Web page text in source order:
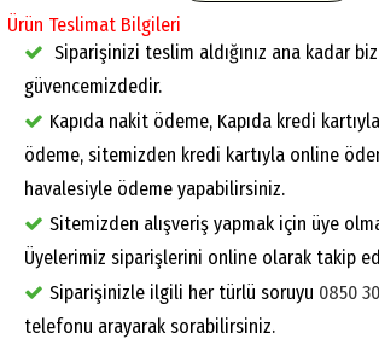
Ürün Teslimat Bilgileri
Siparişinizi teslim aldığınız ana kadar
güvencemizdedir.
Kapıda nakit ödeme, Kapıda kredi kartıyla
ödeme, sitemizden kredi kartıyla online
havalesiyle ödeme yapabilirsiniz.
Sitemizden alışveriş yapmak için üye
Üyelerimiz siparişlerini online olarak takip
Siparişinizle ilgili her türlü soruyu 0850
telefonu arayarak sorabilirsiniz.